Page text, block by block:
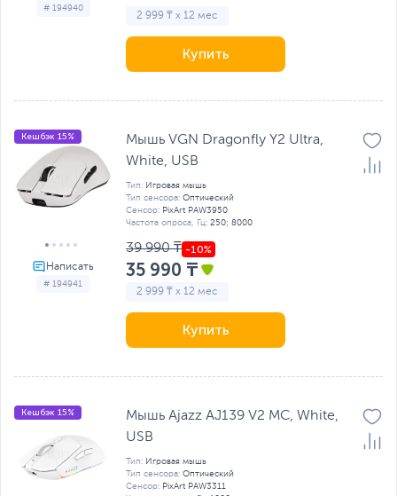
# 194940
2 999 ₸ x 12 мес
Купить
# 194941
Кешбэк 15%
Мышь VGN Dragonfly Y2 Ultra,
White, USB
Тип: Игровая мышь
Тип сенсора: Оптический
Сенсор: PixArt PAW3950
Частота опроса, Гц: 250; 8000
39 990 ₸
35 990 ₸
2 999 ₸ x 12 мес
Купить
Кешбэк 15%
Мышь Ajazz AJ139 V2 MC, White,
USB
Тип: Игровая мышь
Тип сенсора: Оптический
Сенсор: PixArt PAW3311